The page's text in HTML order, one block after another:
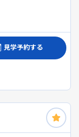
見学予約する